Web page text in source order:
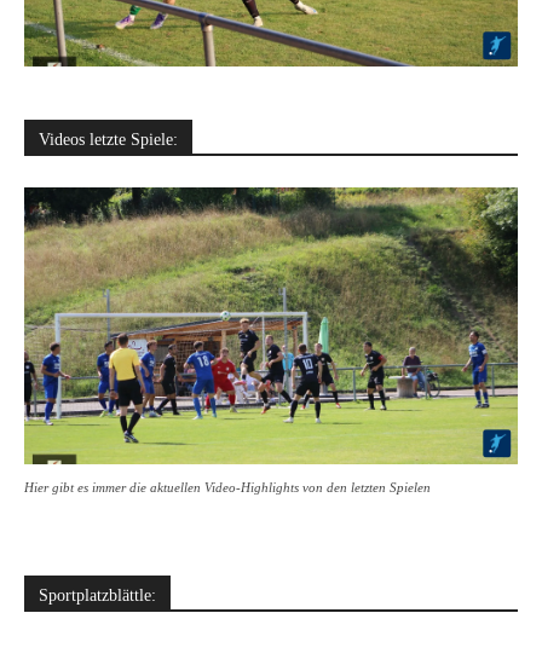
Videos letzte Spiele:
Hier gibt es immer die aktuellen Video-Highlights von den letzten Spielen
Sportplatzblättle: